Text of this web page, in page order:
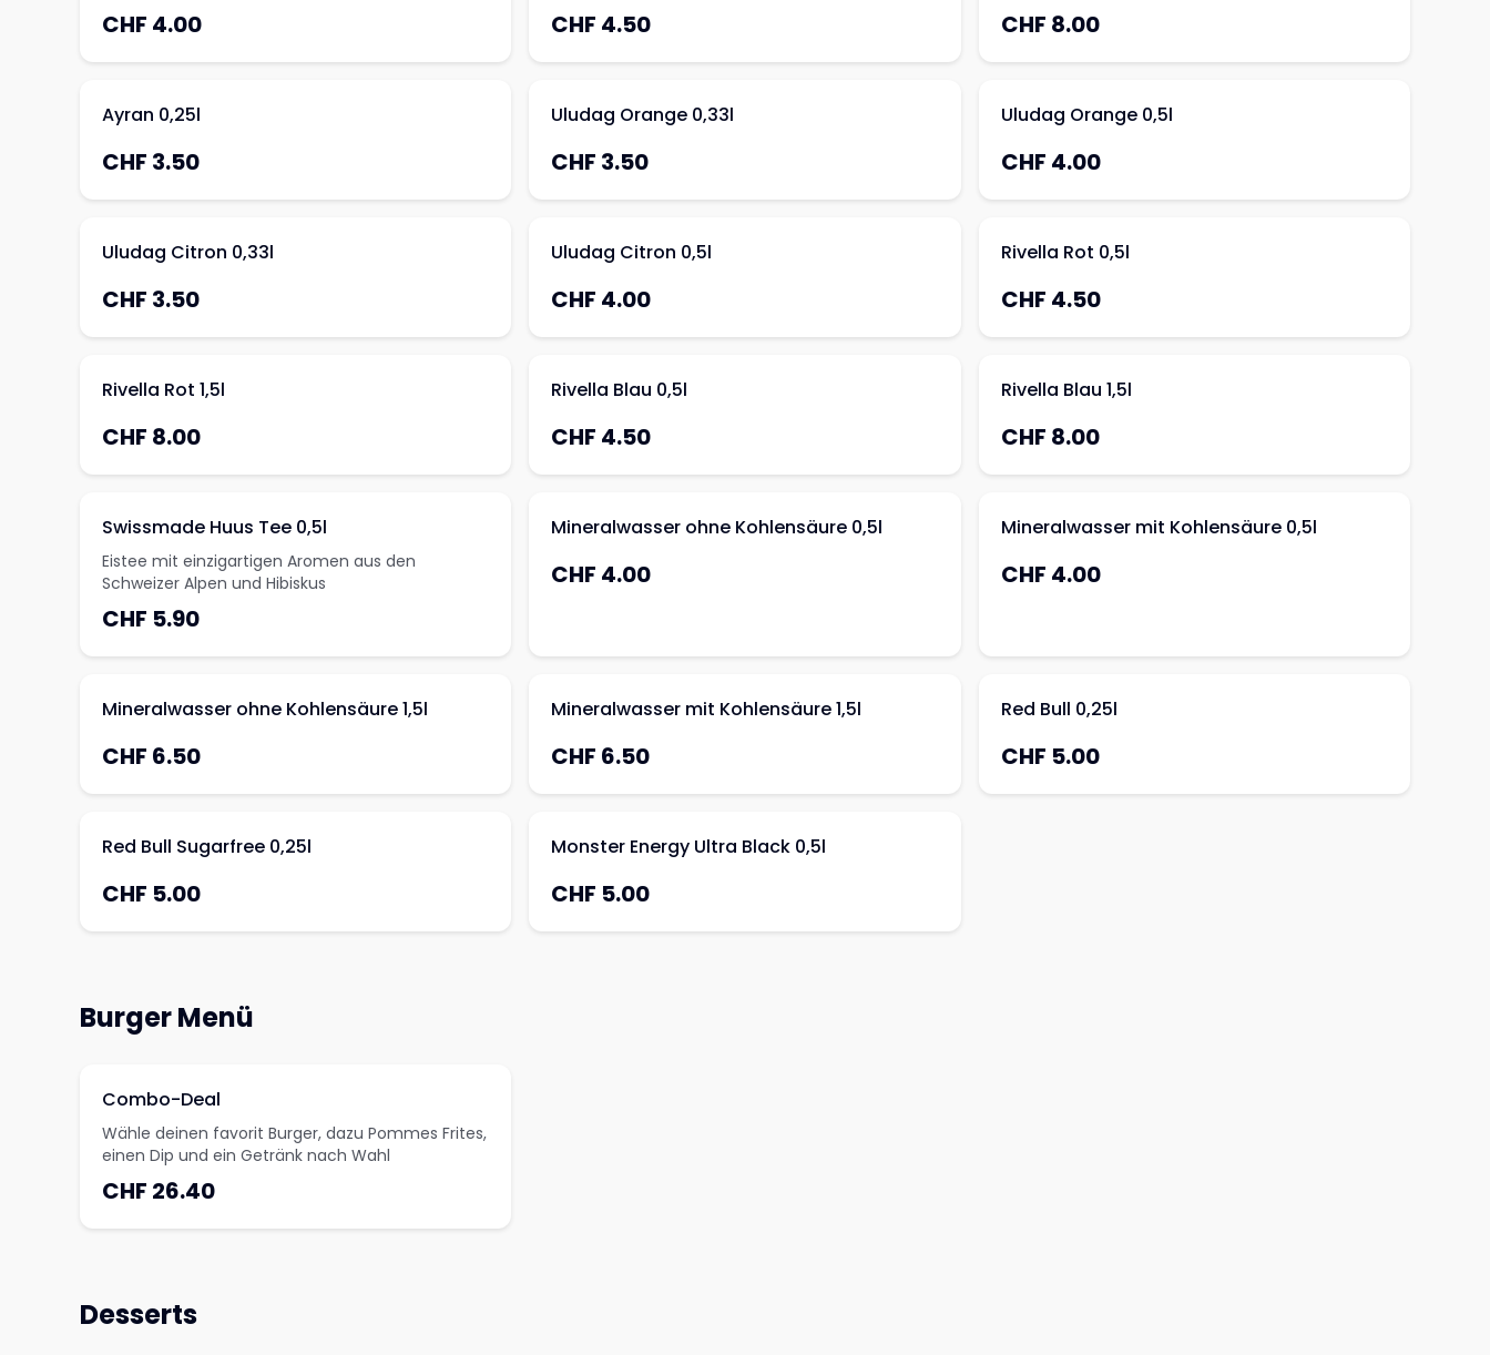
CHF 4.00 CHF 4.50 CHF 8.00
Ayran 0,25l
CHF 3.50
Uludag Orange 0,33l
CHF 3.50
Uludag Orange 0,5l
CHF 4.00
Uludag Citron 0,33l
CHF 3.50
Uludag Citron 0,5l
CHF 4.00
Rivella Rot 0,5l
CHF 4.50
Rivella Rot 1,5l
CHF 8.00
Rivella Blau 0,5l
CHF 4.50
Rivella Blau 1,5l
CHF 8.00
Swissmade Huus Tee 0,5l
Eistee mit einzigartigen Aromen aus den
Schweizer Alpen und Hibiskus
CHF 5.90
Mineralwasser ohne Kohlensäure 0,5l
CHF 4.00
Mineralwasser mit Kohlensäure 0,5l
CHF 4.00
Mineralwasser ohne Kohlensäure 1,5l
CHF 6.50
Mineralwasser mit Kohlensäure 1,5l
CHF 6.50
Red Bull 0,25l
CHF 5.00
Red Bull Sugarfree 0,25l
CHF 5.00
Monster Energy Ultra Black 0,5l
CHF 5.00
Burger Menü
Combo-Deal
Wähle deinen favorit Burger, dazu Pommes Frites,
einen Dip und ein Getränk nach Wahl
CHF 26.40
Desserts